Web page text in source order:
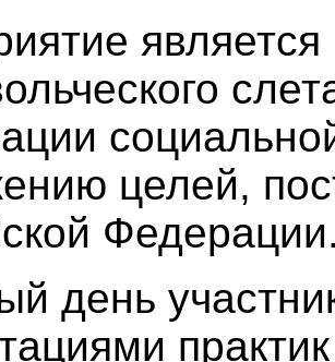
целей,
день